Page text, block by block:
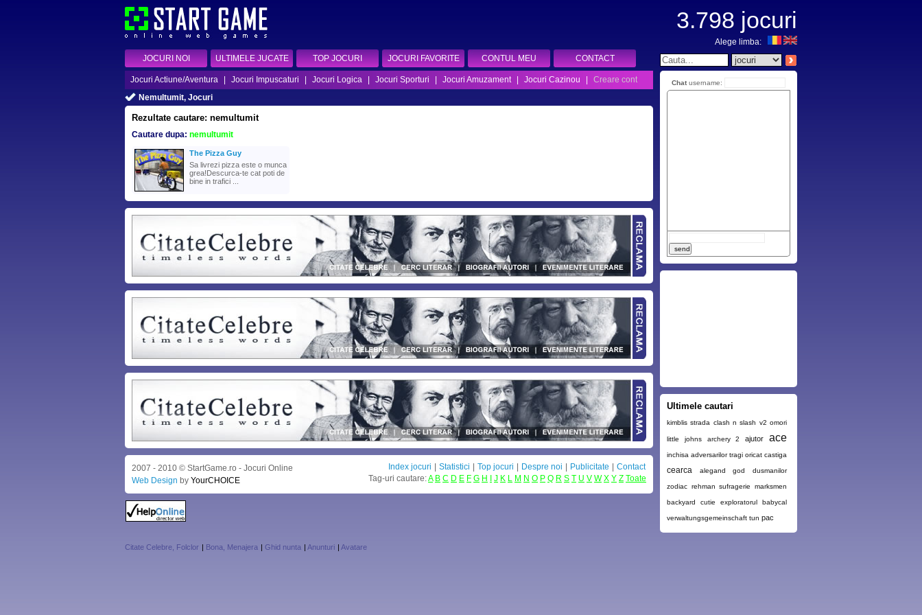
JOCURI NOI ULTIMELE JUCATE TOP JOCURI JOCURI FAVORITE CONTUL MEU CONTACT
Jocuri Actiune/Aventura Jocuri Impuscaturi Jocuri Logica Jocuri Sporturi Jocuri Amuzament Jocuri Cazinou
Creare cont
Nemultumit, Jocuri
Rezultate cautare: nemultumit
Cautare dupa: nemultumit
The Pizza Guy
Sa livrezi pizza este o munca
grea!Descurca-te cat poti de
bine in trafici ...
2007 - 2010 © StartGame.ro - Jocuri Online
Web Design by YourCHOICE
Index jocuri Statistici Top jocuri Despre noi Publicitate
Contact
Tag-uri cautare:A B C D E F G H J K L M N O P Q R S T U V W X Y Z Toate
3.798 jocuri
Alege limba:
Chat username:
Ultimele cautari
kimblis strada clash n slash v2 omori
little johns archery 2 ajutor ace
inchisa adversarilor tragi oricat castiga
cearca alegand god dusmanilor
zodiac rehman sufragerie marksmen
backyard cutie exploratorul babycal
verwaltungsgemeinschaft tun pac
Citate Celebre, Folclor | Bona, Menajera | Ghid nunta | Anunturi | Avatare